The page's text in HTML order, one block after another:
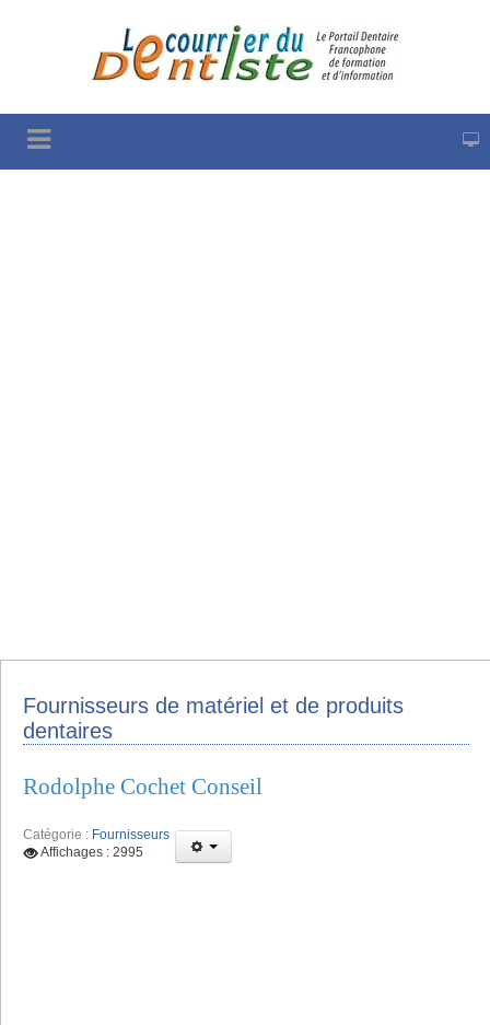
Fournisseurs de matériel et de produits
dentaires
Rodolphe Cochet Conseil
Catégorie : Fournisseurs
Affichages : 2995